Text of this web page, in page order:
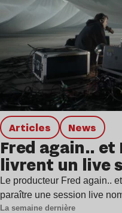
Articles news
Fred again.. et
livrent un live
Le producteur Fred again..
paraître une session live
La semaine dernière